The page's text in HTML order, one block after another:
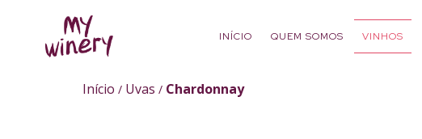
INÍCIO QUEM SOMOS VINHOS
Início / Uvas / Chardonnay